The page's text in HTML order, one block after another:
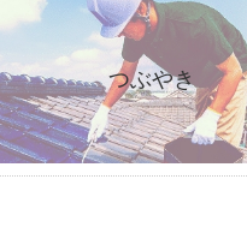
つぶやき